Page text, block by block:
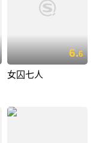
6.6
女囚七人